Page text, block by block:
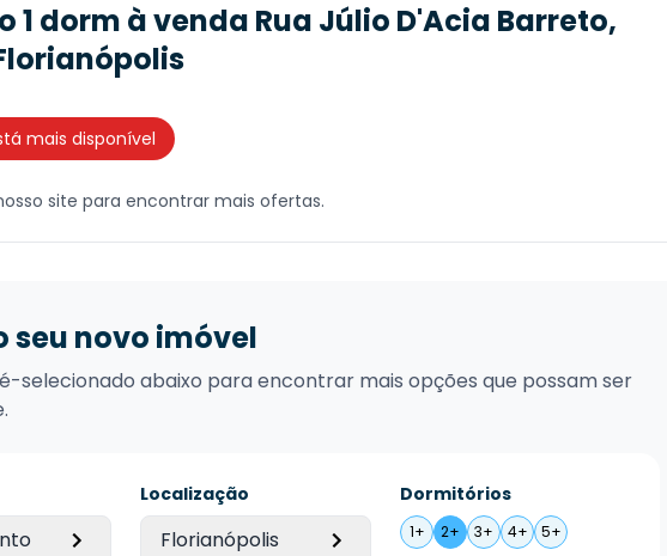
dorm à venda Rua Júlio D'Acia Barreto,
mais disponível
site para encontrar mais ofertas.
seu novo imóvel
selecionado abaixo para encontrar mais opções que possam ser
Localização
Florianópolis
Dormitórios
1+ 2+ 3+ 4+ 5+